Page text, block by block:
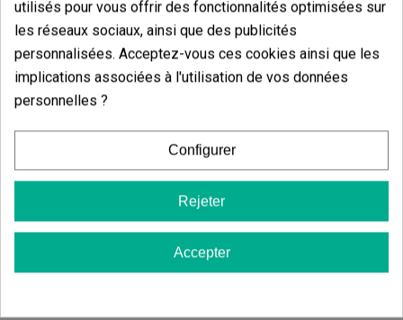
Candy Tripack
13,60 €
Oreoz
7,20 €
utilisés pour vous offrir des fonctionnalités optimisées sur
les réseaux sociaux, ainsi que des publicités
personnalisées. Acceptez-vous ces cookies ainsi que les
implications associées à l'utilisation de vos données
personnelles ?
Configurer
Rejeter
Accepter